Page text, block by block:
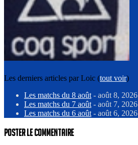
Les derniers articles par Loic (tout voir)
Les matchs du 8 août - août 8, 2026
Les matchs du 7 août - août 7, 2026
Les matchs du 6 août - août 6, 2026
Poster le commentaire